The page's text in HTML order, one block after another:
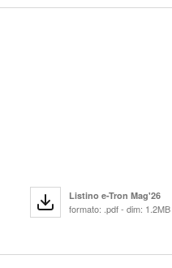
Listino e-Tron Mag'26
formato: .pdf - dim: 1.2MB